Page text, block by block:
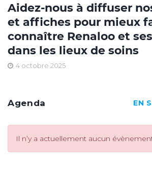
Aidez-nous à diffuser
et affiches pour mieux
connaître Renaloo et
dans les lieux de soins
4 octobre 2025
Agenda EN
Il n’y a actuellement aucun